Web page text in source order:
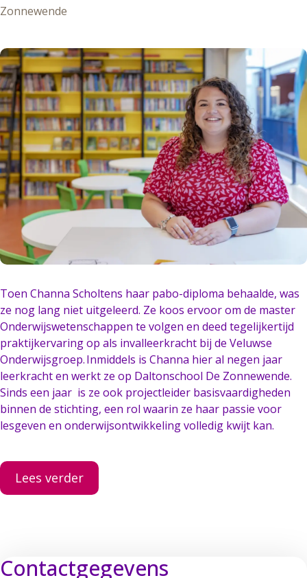
Zonnewende
Toen Channa Scholtens haar pabo-diploma behaalde, was
ze nog lang niet uitgeleerd. Ze koos ervoor om de master
Onderwijswetenschappen te volgen en deed tegelijkertijd
praktijkervaring op als invalleerkracht bij de Veluwse
Onderwijsgroep. Inmiddels is Channa hier al negen jaar
leerkracht en werkt ze op Daltonschool De Zonnewende.
Sinds een jaar is ze ook projectleider basisvaardigheden
binnen de stichting, een rol waarin ze haar passie voor
lesgeven en onderwijsontwikkeling volledig kwijt kan.
Lees verder
Contactgegevens